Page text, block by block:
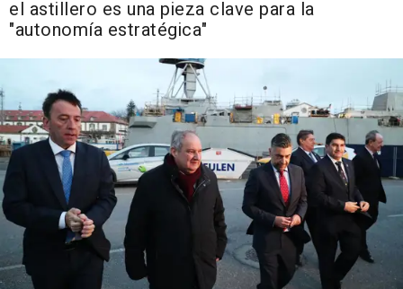
el astillero es una pieza clave para la
"autonomía estratégica"